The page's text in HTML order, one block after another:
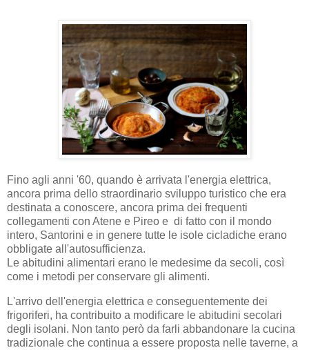
Fino agli anni '60, quando è arrivata l'energia elettrica,
ancora prima dello straordinario sviluppo turistico che era
destinata a conoscere, ancora prima dei frequenti
collegamenti con Atene e Pireo e di fatto con il mondo
intero, Santorini e in genere tutte le isole cicladiche erano
obbligate all'autosufficienza.
Le abitudini alimentari erano le medesime da secoli, così
come i metodi per conservare gli alimenti.
L'arrivo dell'energia elettrica e conseguentemente dei
frigoriferi, ha contribuito a modificare le abitudini secolari
degli isolani. Non tanto però da farli abbandonare la cucina
tradizionale che continua a essere proposta nelle taverne, a